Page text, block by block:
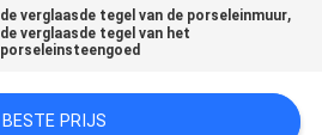
de verglaasde tegel van de porseleinmuur,
de verglaasde tegel van het
porseleinsteengoed
BESTE PRIJS